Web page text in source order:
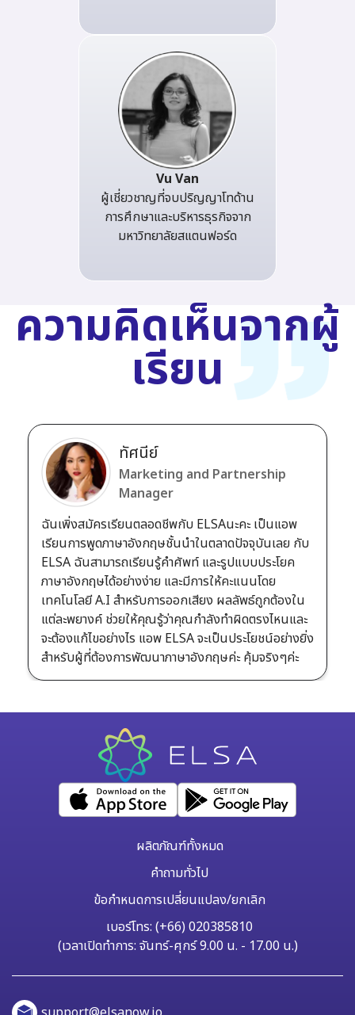
Vu Van
ผู้เชี่ยวชาญที่จบปริญญาโทด้าน
การศึกษาและบริหารธุรกิจจาก
มหาวิทยาลัยสแตนฟอร์ด
ความคิดเห็นจากผู้
เรียน
ทัศนีย์
Marketing and Partnership
Manager
ฉันเพิ่งสมัครเรียนตลอดชีพกับ ELSAนะคะ เป็นแอพ
เรียนการพูดภาษาอังกฤษชั้นนำในตลาดปัจจุบันเลย กับ
ELSA ฉันสามารถเรียนรู้คำศัพท์ และรูปแบบประโยค
ภาษาอังกฤษได้อย่างง่าย และมีการให้คะแนนโดย
เทคโนโลยี A.I สำหรับการออกเสียง ผลลัพธ์ถูกต้องใน
แต่ละพยางค์ ช่วยให้คุณรู้ว่าคุณกำลังทำผิดตรงไหนและ
จะต้องแก้ไขอย่างไร แอพ ELSA จะเป็นประโยชน์อย่างยิ่ง
สำหรับผู้ที่ต้องการพัฒนาภาษาอังกฤษค่ะ คุ้มจริงๆค่ะ
ผลิตภัณฑ์ทั้งหมด
คำถามทั่วไป
ข้อกำหนดการเปลี่ยนแปลง/ยกเลิก
เบอร์โทร: (+66) 020385810
(เวลาเปิดทำการ: จันทร์-ศุกร์ 9.00 น. - 17.00 น.)